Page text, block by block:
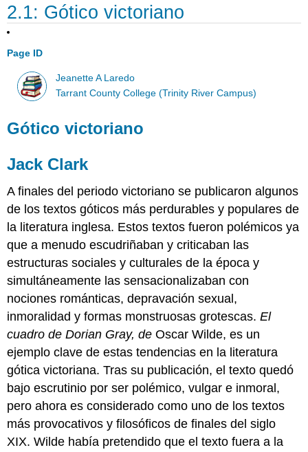
2.1: Gótico victoriano
Page ID
Jeanette A Laredo
Tarrant County College (Trinity River Campus)
Gótico victoriano
Jack Clark
A finales del periodo victoriano se publicaron algunos
de los textos góticos más perdurables y populares de
la literatura inglesa. Estos textos fueron polémicos ya
que a menudo escudriñaban y criticaban las
estructuras sociales y culturales de la época y
simultáneamente las sensacionalizaban con
nociones románticas, depravación sexual,
inmoralidad y formas monstruosas grotescas.El
cuadro de Dorian Gray, de Oscar Wilde, es un
ejemplo clave de estas tendencias en la literatura
gótica victoriana. Tras su publicación, el texto quedó
bajo escrutinio por ser polémico, vulgar e inmoral,
pero ahora es considerado como uno de los textos
más provocativos y filosóficos de finales del siglo
XIX. Wilde había pretendido que el texto fuera a la